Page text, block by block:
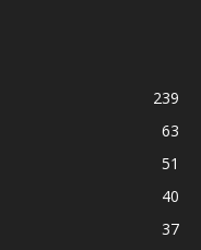
239
63
51
40
37